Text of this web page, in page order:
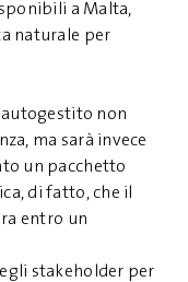
a Malta,
naturale per
autogestito non
ma sarà invece
un pacchetto
di fatto, che il
entro un
stakeholder per